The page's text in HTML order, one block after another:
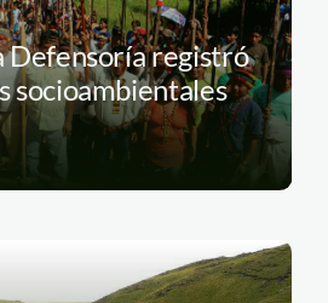
Defensoría registró
socioambientales